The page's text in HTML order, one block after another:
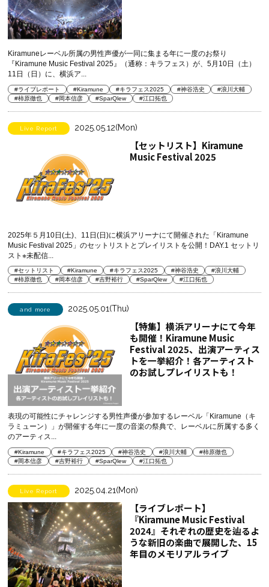
Kiramuneレーベル所属の男性声優が一同に集まる年に一度のお祭り
『Kiramune Music Festival 2025』（通称：キラフェス）が、5月10日（土）
11日（日）に、横浜ア...
#ライブレポート #Kiramune #キラフェス2025 #神谷浩史
#浪川大輔
#柿原徹也
#岡本信彦 #SparQlew #江口拓也
Live Report 2025.05.12(Mon)
【セットリスト】Kiramune
Music Festival 2025
2025年５月10日(土)、11日(日)に横浜アリーナにて開催された「Kiramune
Music Festival 2025」のセットリストとプレイリストを公開！DAY.1 セットリ
スト※未配信...
#セットリスト #Kiramune #キラフェス2025 #神谷浩史
#浪川大輔
#柿原徹也
#岡本信彦 #吉野裕行 #SparQlew #江口拓也
and more 2025.05.01(Thu)
【特集】横浜アリーナにて今年
も開催！Kiramune Music
Festival 2025、出演アーティス
トを一挙紹介！各アーティスト
のお試しプレイリストも！
表現の可能性にチャレンジする男性声優が参加するレーベル「Kiramune（キ
ラミューン）」が開催する年に一度の音楽の祭典で、レーベルに所属する多く
のアーティス...
#Kiramune #キラフェス2025 #神谷浩史 #浪川大輔
#柿原徹也
#岡本信彦
#吉野裕行 #SparQlew #江口拓也
Live Report 2025.04.21(Mon)
【ライブレポート】
『Kiramune Music Festival
2024』それぞれの歴史を辿るよ
うな新旧の楽曲で展開した、15
年目のメモリアルライブ